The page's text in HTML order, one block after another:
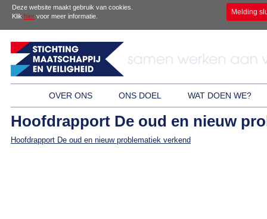
Deze website maakt gebruik van cookies.
Klik hier voor meer informatie. Melding
OVER ONS ONS DOEL WAT DOEN WE?
Hoofdrapport De oud en nieuw
Hoofdrapport De oud en nieuw problematiek verkend